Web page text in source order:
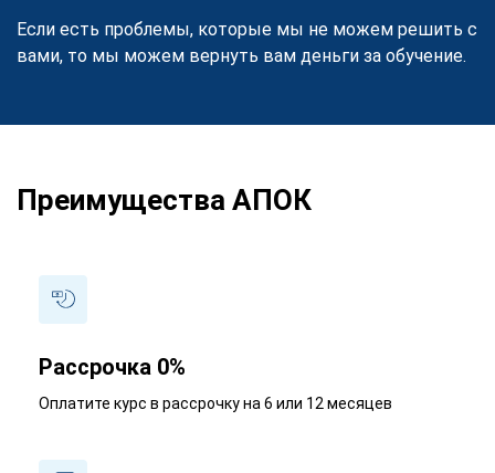
Если есть проблемы, которые мы не можем решить с
вами, то мы можем вернуть вам деньги за обучение.
Преимущества АПОК
Рассрочка 0%
Оплатите курс в рассрочку на 6 или 12 месяцев